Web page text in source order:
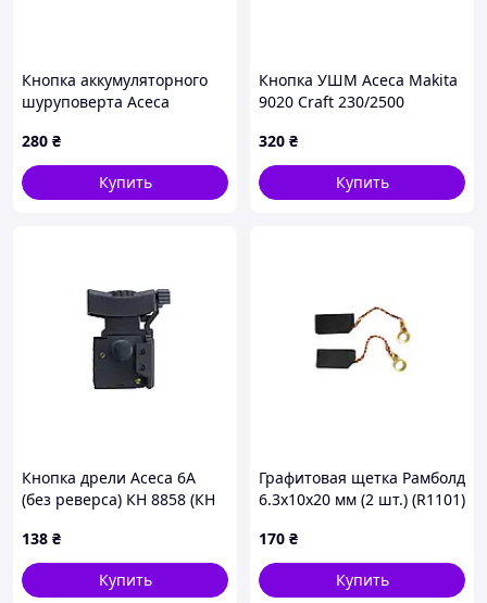
Кнопка аккумуляторного
шуруповерта Асеса
280 ₴
Купить
Кнопка УШМ Асеса Makita
9020 Craft 230/2500
(КН 8924 4P)
320 ₴
Купить
Кнопка дрели Асеса 6A
(без реверса) КН 8858 (КН
138 ₴
Купить
Графитовая щетка Рамболд
6.3x10x20 мм (2 шт.) (R1101)
170 ₴
Купить